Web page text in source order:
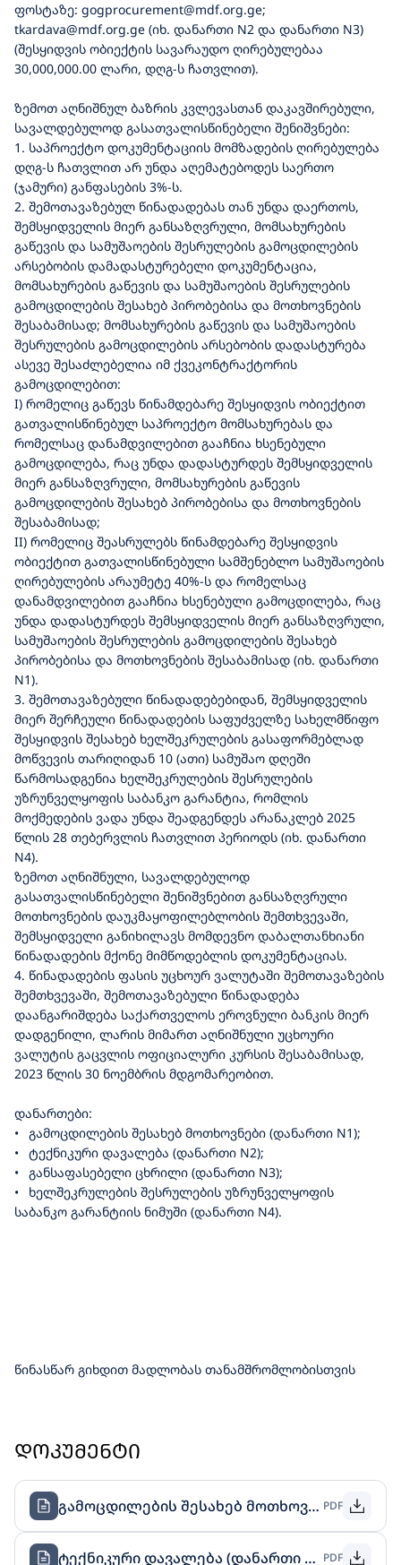
ფოსტაზე: gogprocurement@mdf.org.ge;
tkardava@mdf.org.ge (იხ. დანართი N2 და დანართი N3)
(შესყიდვის ობიექტის სავარაუდო ღირებულებაა
30,000,000.00 ლარი, დღგ-ს ჩათვლით).
ზემოთ აღნიშნულ ბაზრის კვლევასთან დაკავშირებული,
სავალდებულოდ გასათვალისწინებელი შენიშვნები:
1. საპროექტო დოკუმენტაციის მომზადების ღირებულება
დღგ-ს ჩათვლით არ უნდა აღემატებოდეს საერთო
(ჯამური) განფასების 3%-ს.
2. შემოთავაზებულ წინადადებას თან უნდა დაერთოს,
შემსყიდველის მიერ განსაზღვრული, მომსახურების
გაწევის და სამუშაოების შესრულების გამოცდილების
არსებობის დამადასტურებელი დოკუმენტაცია,
მომსახურების გაწევის და სამუშაოების შესრულების
გამოცდილების შესახებ პირობებისა და მოთხოვნების
შესაბამისად; მომსახურების გაწევის და სამუშაოების
შესრულების გამოცდილების არსებობის დადასტურება
ასევე შესაძლებელია იმ ქვეკონტრაქტორის
გამოცდილებით:
I) რომელიც გაწევს წინამდებარე შესყიდვის ობიექტით
გათვალისწინებულ საპროექტო მომსახურებას და
რომელსაც დანამდვილებით გააჩნია ხსენებული
გამოცდილება, რაც უნდა დადასტურდეს შემსყიდველის
მიერ განსაზღვრული, მომსახურების გაწევის
გამოცდილების შესახებ პირობებისა და მოთხოვნების
შესაბამისად;
II) რომელიც შეასრულებს წინამდებარე შესყიდვის
ობიექტით გათვალისწინებული სამშენებლო სამუშაოების
ღირებულების არაუმეტე 40%-ს და რომელსაც
დანამდვილებით გააჩნია ხსენებული გამოცდილება, რაც
უნდა დადასტურდეს შემსყიდველის მიერ განსაზღვრული,
სამუშაოების შესრულების გამოცდილების შესახებ
პირობებისა და მოთხოვნების შესაბამისად (იხ. დანართი
N1).
3. შემოთავაზებული წინადადებებიდან, შემსყიდველის
მიერ შერჩეული წინადადების საფუძველზე სახელმწიფო
შესყიდვის შესახებ ხელშეკრულების გასაფორმებლად
მოწვევის თარიღიდან 10 (ათი) სამუშაო დღეში
წარმოსადგენია ხელშეკრულების შესრულების
უზრუნველყოფის საბანკო გარანტია, რომლის
მოქმედების ვადა უნდა შეადგენდეს არანაკლებ 2025
წლის 28 თებერვლის ჩათვლით პერიოდს (იხ. დანართი
N4).
ზემოთ აღნიშნული, სავალდებულოდ
გასათვალისწინებელი შენიშვნებით განსაზღვრული
მოთხოვნების დაუკმაყოფილებლობის შემთხვევაში,
შემსყიდველი განიხილავს მომდევნო დაბალთანხიანი
წინადადების მქონე მიმწოდებლის დოკუმენტაციას.
4. წინადადების ფასის უცხოურ ვალუტაში შემოთავაზების
შემთხვევაში, შემოთავაზებული წინადადება
დაანგარიშდება საქართველოს ეროვნული ბანკის მიერ
დადგენილი, ლარის მიმართ აღნიშნული უცხოური
ვალუტის გაცვლის ოფიციალური კურსის შესაბამისად,
2023 წლის 30 ნოემბრის მდგომარეობით.
დანართები:
• გამოცდილების შესახებ მოთხოვნები (დანართი N1);
• ტექნიკური დავალება (დანართი N2);
• განსაფასებელი ცხრილი (დანართი N3);
•
ხელშეკრულების შესრულების უზრუნველყოფის
საბანკო გარანტიის ნიმუში (დანართი N4).
წინასწარ გიხდით მადლობას თანამშრომლობისთვის
ᲓᲝᲙᲣᲛᲔᲜᲢᲘ
ᲒᲐᲛᲝᲪᲓᲘᲚᲔᲑᲘᲡ ᲨᲔᲡᲐᲮᲔᲑ ᲛᲝᲗᲮᲝᲕᲜᲔᲑᲘ (ᲓᲐᲜᲐᲠᲗᲘ N1) PDF
ᲢᲔᲥᲜᲘᲙᲣᲠᲘ ᲓᲐᲕᲐᲚᲔᲑᲐ (ᲓᲐᲜᲐᲠᲗᲘ N2) PDF